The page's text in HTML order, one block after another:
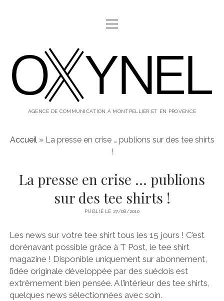
ABOUT
twitterinstagram
linkedin
ouvrir
menu
oxynel,
le
blog
AGENCE DE COMMUNICATION À MONTPELLIER ET EN PROVENCE
Accueil» La presse en crise … publions sur des tee shirts
!
La presse en crise … publions
sur des tee shirts !
PUBLIÉ LE 27/08/2010
Les news sur votre tee shirt tous les 15 jours ! C’est
dorénavant possible grâce à T Post, le tee shirt
magazine ! Disponible uniquement sur abonnement,
l’idée originale développée par des suédois est
extrêmement bien pensée. A l’intérieur des tee shirts,
quelques news sélectionnées avec soin.